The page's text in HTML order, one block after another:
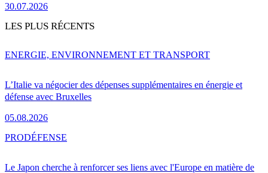
30.07.2026
LES PLUS RÉCENTS
L’Italie va négocier des dépenses supplémentaires en énergie et
défense avec Bruxelles
05.08.2026
ENERGIE, ENVIRONNEMENT ET TRANSPORT
Le Japon cherche à renforcer ses liens avec l'Europe en matière de
PRODÉFENSE